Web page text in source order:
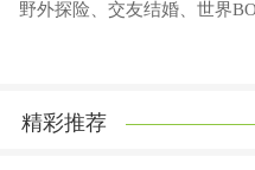
野外探险、交友结婚、世界
5。可以收集大量的技能、装
膀，还有无数精彩独特的关
魔法与冒险卓越的体验
精彩推荐